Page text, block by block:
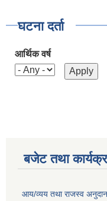
घटना दर्ता
आर्थिक वर्ष
बजेट तथा
आय/व्यय तथा राजस्व अनुदान